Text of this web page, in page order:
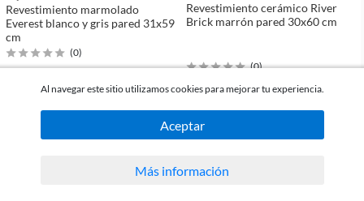
Revestimiento marmolado
Everest blanco y gris pared 31x59
cm
(0)
-25%
2
m2
Revestimiento cerámico River
Brick marrón pared 30x60 cm
(0)
USD 46 m
Al navegar este sitio utilizamos cookies para mejorar tu experiencia.
Aceptar
Más información